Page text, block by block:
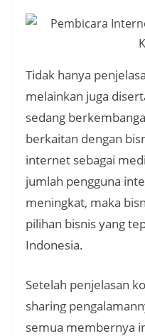
Tidak hanya
melainkan juga
sedang
berkaitan dengan
internet sebagai
jumlah pengguna
meningkat, maka
pilihan bisnis yang
Indonesia.
Setelah penjelasan
sharing
semua membernya